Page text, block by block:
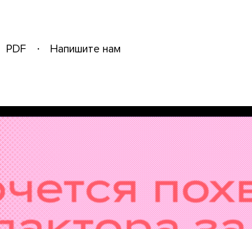
PDF
Напишите нам